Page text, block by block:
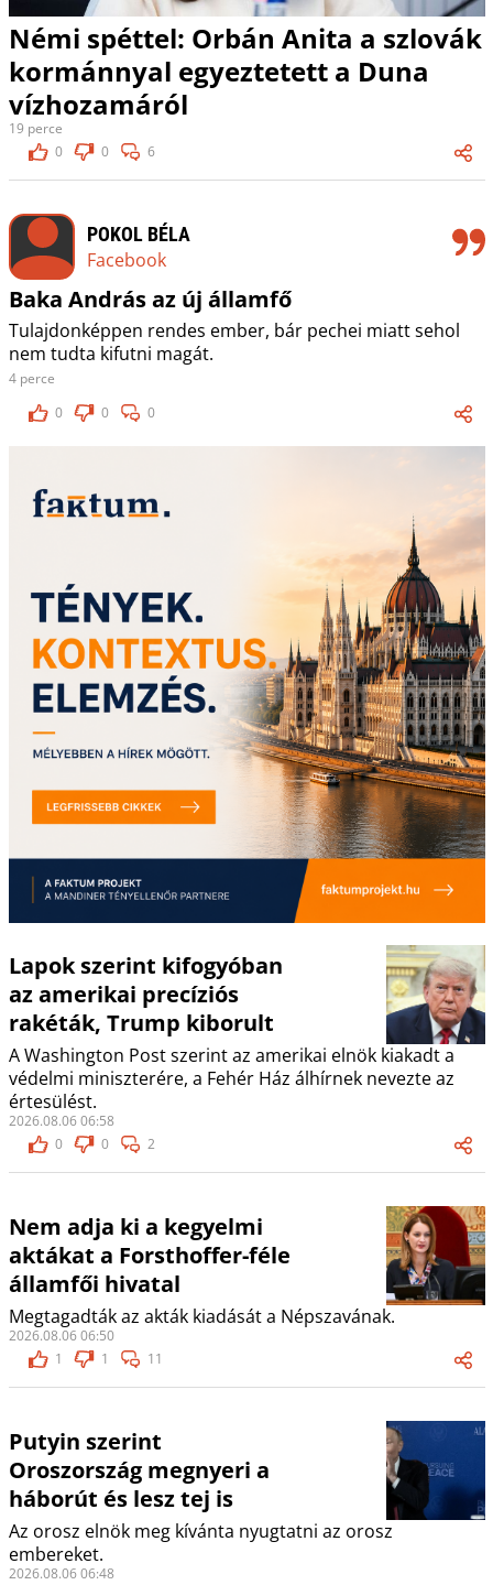
Némi spéttel: Orbán Anita a szlovák
kormánnyal egyeztetett a Duna
vízhozamáról
19 perce
0
0 6
POKOL BÉLA
Facebook
Baka András az új államfő
Tulajdonképpen rendes ember, bár pechei miatt sehol
nem tudta kifutni magát.
4 perce
0
0 0
Lapok szerint kifogyóban
az amerikai precíziós
rakéták, Trump kiborult
A Washington Post szerint az amerikai elnök kiakadt a
védelmi miniszterére, a Fehér Ház álhírnek nevezte az
értesülést.
2026.08.06 06:58
0
0 2
Nem adja ki a kegyelmi
aktákat a Forsthoffer-féle
államfői hivatal
Megtagadták az akták kiadását a Népszavának.
2026.08.06 06:50
1
1 11
Putyin szerint
Oroszország megnyeri a
háborút és lesz tej is
Az orosz elnök meg kívánta nyugtatni az orosz
embereket.
2026.08.06 06:48